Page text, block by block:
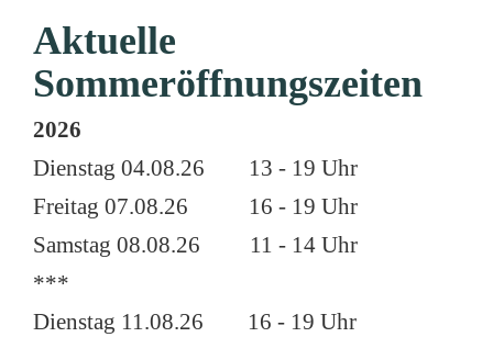
Aktuelle
Sommeröffnungszeiten
2026
Dienstag 04.08.26 13 - 19 Uhr
Freitag 07.08.26 16 - 19 Uhr
Samstag 08.08.26 11 - 14 Uhr
***
Dienstag 11.08.26 16 - 19 Uhr